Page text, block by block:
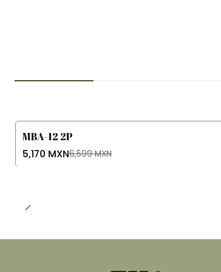
-22% OFF
MBA-12 2P
5,170 MXN6,599 MXN